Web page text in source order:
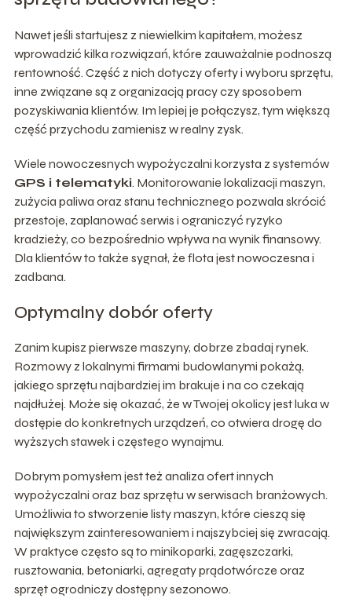
Nawet jeśli startujesz z niewielkim kapitałem, możesz
wprowadzić kilka rozwiązań, które zauważalnie podnoszą
rentowność. Część z nich dotyczy oferty i wyboru sprzętu,
inne związane są z organizacją pracy czy sposobem
pozyskiwania klientów. Im lepiej je połączysz, tym większą
część przychodu zamienisz w realny zysk.
Wiele nowoczesnych wypożyczalni korzysta z systemów
GPS i telematyki. Monitorowanie lokalizacji maszyn,
zużycia paliwa oraz stanu technicznego pozwala skrócić
przestoje, zaplanować serwis i ograniczyć ryzyko
kradzieży, co bezpośrednio wpływa na wynik finansowy.
Dla klientów to także sygnał, że flota jest nowoczesna i
zadbana.
Optymalny dobór oferty
Zanim kupisz pierwsze maszyny, dobrze zbadaj rynek.
Rozmowy z lokalnymi firmami budowlanymi pokażą,
jakiego sprzętu najbardziej im brakuje i na co czekają
najdłużej. Może się okazać, że w Twojej okolicy jest luka w
dostępie do konkretnych urządzeń, co otwiera drogę do
wyższych stawek i częstego wynajmu.
Dobrym pomysłem jest też analiza ofert innych
wypożyczalni oraz baz sprzętu w serwisach branżowych.
Umożliwia to stworzenie listy maszyn, które cieszą się
największym zainteresowaniem i najszybciej się zwracają.
W praktyce często są to minikoparki, zagęszczarki,
rusztowania, betoniarki, agregaty prądotwórcze oraz
sprzęt ogrodniczy dostępny sezonowo.